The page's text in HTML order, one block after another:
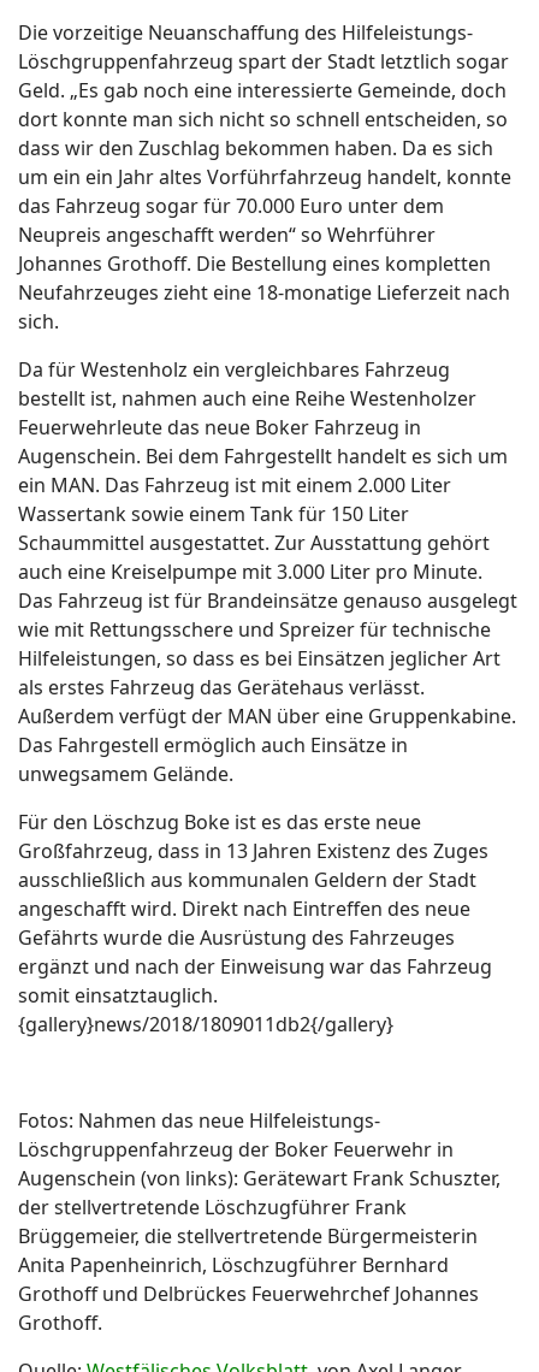
Die vorzeitige Neuanschaffung des Hilfeleistungs-
Löschgruppenfahrzeug spart der Stadt letztlich sogar
Geld. „Es gab noch eine interessierte Gemeinde, doch
dort konnte man sich nicht so schnell entscheiden, so
dass wir den Zuschlag bekommen haben. Da es sich
um ein ein Jahr altes Vorführfahrzeug handelt, konnte
das Fahrzeug sogar für 70.000 Euro unter dem
Neupreis angeschafft werden“ so Wehrführer
Johannes Grothoff. Die Bestellung eines kompletten
Neufahrzeuges zieht eine 18-monatige Lieferzeit nach
sich.
Da für Westenholz ein vergleichbares Fahrzeug
bestellt ist, nahmen auch eine Reihe Westenholzer
Feuerwehrleute das neue Boker Fahrzeug in
Augenschein. Bei dem Fahrgestellt handelt es sich um
ein MAN. Das Fahrzeug ist mit einem 2.000 Liter
Wassertank sowie einem Tank für 150 Liter
Schaummittel ausgestattet. Zur Ausstattung gehört
auch eine Kreiselpumpe mit 3.000 Liter pro Minute.
Das Fahrzeug ist für Brandeinsätze genauso ausgelegt
wie mit Rettungsschere und Spreizer für technische
Hilfeleistungen, so dass es bei Einsätzen jeglicher Art
als erstes Fahrzeug das Gerätehaus verlässt.
Außerdem verfügt der MAN über eine Gruppenkabine.
Das Fahrgestell ermöglich auch Einsätze in
unwegsamem Gelände.
Für den Löschzug Boke ist es das erste neue
Großfahrzeug, dass in 13 Jahren Existenz des Zuges
ausschließlich aus kommunalen Geldern der Stadt
angeschafft wird. Direkt nach Eintreffen des neue
Gefährts wurde die Ausrüstung des Fahrzeuges
ergänzt und nach der Einweisung war das Fahrzeug
somit einsatztauglich.
{gallery}news/2018/1809011db2{/gallery}
Fotos: Nahmen das neue Hilfeleistungs-
Löschgruppenfahrzeug der Boker Feuerwehr in
Augenschein (von links): Gerätewart Frank Schuszter,
der stellvertretende Löschzugführer Frank
Brüggemeier, die stellvertretende Bürgermeisterin
Anita Papenheinrich, Löschzugführer Bernhard
Grothoff und Delbrückes Feuerwehrchef Johannes
Grothoff.